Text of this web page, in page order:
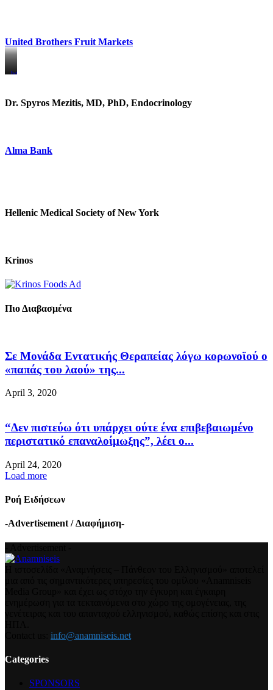
United Brothers Fruit Markets
https://www.unitedbrothersfruitmarkets.com/
https://www.unitedbrothersfruitmarkets.com/
Dr. Spyros Mezitis, MD, PhD, Endocrinology
Alma Bank
Hellenic Medical Society of New York
Krinos
Πιο Διαβασμένα
Σε Μονάδα Εντατικής Θεραπείας λόγω κορωνοϊού ο
«παπάς του λαού» της...
April 3, 2020
“Δεν πιστεύω ότι υπάρχει ούτε ένα επιβεβαιωμένο
περιστατικό επαναλοίμωξης”, λέει ο...
April 24, 2020
Load more
Ροή Ειδήσεων
-Advertisement / Διαφήμιση-
info@anamniseis.net
Categories
SPONSORS